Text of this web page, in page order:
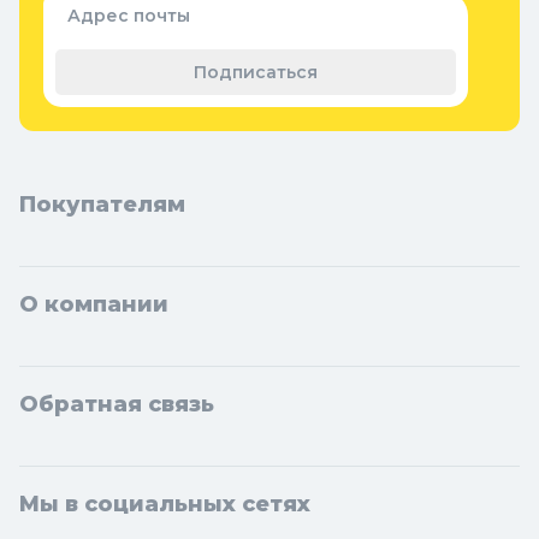
Теплицы, парники и укрывной
Адрес почты
Подписаться
Покупателям
О компании
Обратная связь
Мы в социальных сетях